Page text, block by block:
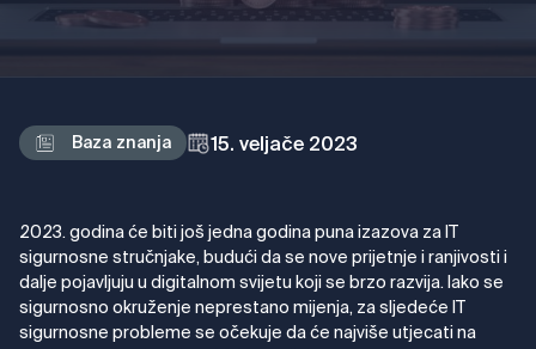
Baza znanja 15. veljače 2023
2023. godina će biti još jedna godina puna izazova za IT
sigurnosne stručnjake, budući da se nove prijetnje i ranjivosti i
dalje pojavljuju u digitalnom svijetu koji se brzo razvija. Iako se
sigurnosno okruženje neprestano mijenja, za sljedeće IT
sigurnosne probleme se očekuje da će najviše utjecati na